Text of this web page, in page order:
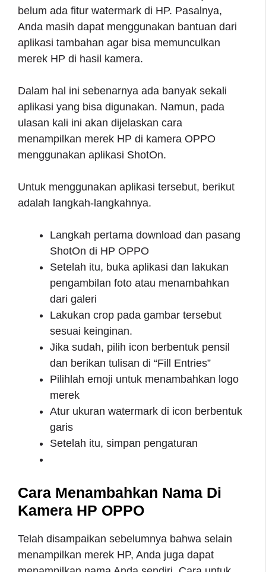
belum ada fitur watermark di HP. Pasalnya,
Anda masih dapat menggunakan bantuan dari
aplikasi tambahan agar bisa memunculkan
merek HP di hasil kamera.
Dalam hal ini sebenarnya ada banyak sekali
aplikasi yang bisa digunakan. Namun, pada
ulasan kali ini akan dijelaskan cara
menampilkan merek HP di kamera OPPO
menggunakan aplikasi ShotOn.
Untuk menggunakan aplikasi tersebut, berikut
adalah langkah-langkahnya.
Langkah pertama download dan pasang
ShotOn di HP OPPO
Setelah itu, buka aplikasi dan lakukan
pengambilan foto atau menambahkan
dari galeri
Lakukan crop pada gambar tersebut
sesuai keinginan.
Jika sudah, pilih icon berbentuk pensil
dan berikan tulisan di “Fill Entries”
Pilihlah emoji untuk menambahkan logo
merek
Atur ukuran watermark di icon berbentuk
garis
Setelah itu, simpan pengaturan
Cara Menambahkan Nama Di
Kamera HP OPPO
Telah disampaikan sebelumnya bahwa selain
menampilkan merek HP, Anda juga dapat